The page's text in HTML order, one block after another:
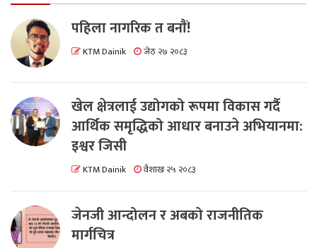
पहिला नागरिक त बनाैं!
KTM Dainik जेठ २७ २०८३
खेल क्षेत्रलाई उद्योगको रूपमा विकास गर्दै
आर्थिक समृद्धिको आधार बनाउने अभियानमा:
इश्वर जिसी
KTM Dainik वैशाख २५ २०८३
जेनजी आन्दोलन र अबको राजनीतिक
मार्गचित्र